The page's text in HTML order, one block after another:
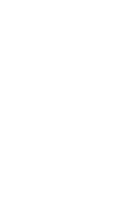
spannende
Den Traum
werden lassen